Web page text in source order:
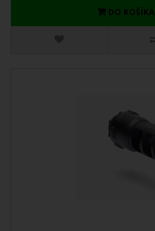
DO KOŠÍKA